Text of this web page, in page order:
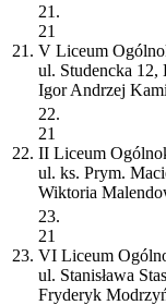
21.
21.
21
V Liceum
ul. Studencka 12,
Igor Andrzej
22.
22.
21
II Liceum
ul. ks. Prym.
Wiktoria
23.
23.
21
VI Liceum
ul. Stanisława
Fryderyk